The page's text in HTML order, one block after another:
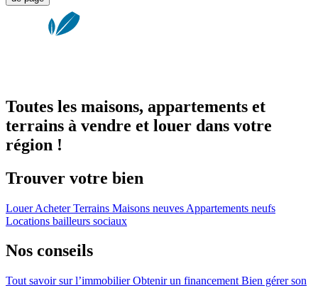
Toutes les maisons, appartements et
terrains à vendre et louer dans votre
région !
Trouver votre bien
LouerAcheterTerrains Maisons neuves Appartements neufs
Locations bailleurs sociaux
Nos conseils
Tout savoir sur l’immobilierObtenir un financement Bien gérer son